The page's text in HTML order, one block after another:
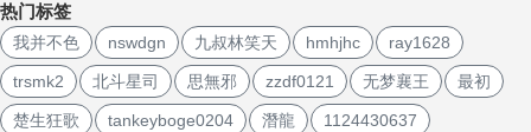
热门标签
我并不色 nswdgn 九叔林笑天 hmhjhc ray1628
trsmk2 北斗星司 思無邪 zzdf0121 无梦襄王 最初
楚生狂歌 tankeyboge0204 潛龍 1124430637